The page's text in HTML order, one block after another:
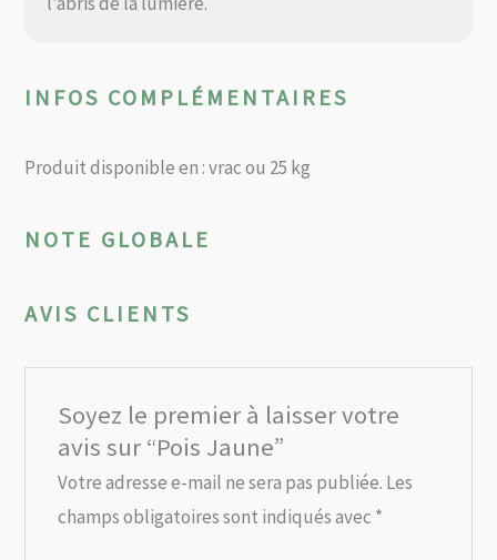
INFOS COMPLÉMENTAIRES
Produit disponible en : vrac ou 25 kg
NOTE GLOBALE
AVIS CLIENTS
Soyez le premier à laisser votre
avis sur “Pois Jaune”
Votre adresse e-mail ne sera pas publiée. Les
champs obligatoires sont indiqués avec *